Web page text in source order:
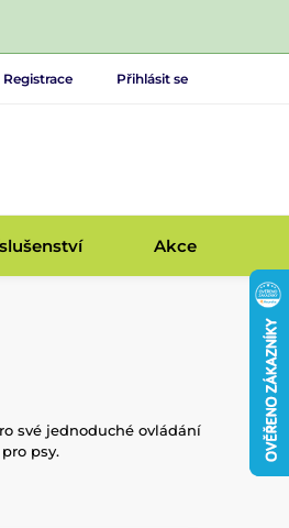
Registrace Přihlásit se
Akce
své jednoduché ovládání
psy.